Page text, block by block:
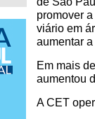
promover
viário em
aumentar
Em mais
aumentou
A CET